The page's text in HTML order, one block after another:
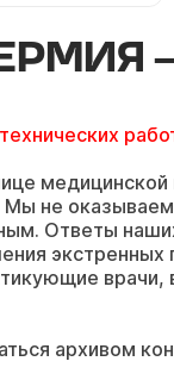
не оказываем
Ответы
архивом